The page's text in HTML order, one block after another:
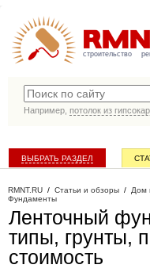
строительство
Например, потолок из
ВЫБРАТЬ РАЗДЕЛ
RMNT.RU / Статьи и обзоры / Дом
Фундаменты
Ленточный
типы, грунты,
стоимость